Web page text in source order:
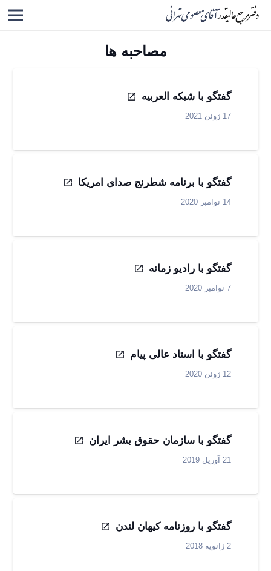
مصاحبه ها
گفتگو با شبکه العربیه
17 ژوئن 2021
گفتگو با برنامه شطرنج صدای امریکا
14 نوامبر 2020
گفتگو با رادیو زمانه
7 نوامبر 2020
گفتگو با استاد عالی پیام
12 ژوئن 2020
گفتگو با سازمان حقوق بشر ایران
21 آوریل 2019
گفتگو با روزنامه کیهان لندن
2 ژانویه 2018